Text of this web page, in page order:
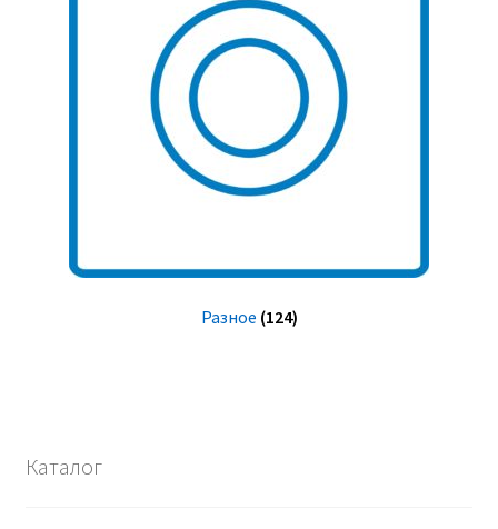
Разное (124)
Каталог